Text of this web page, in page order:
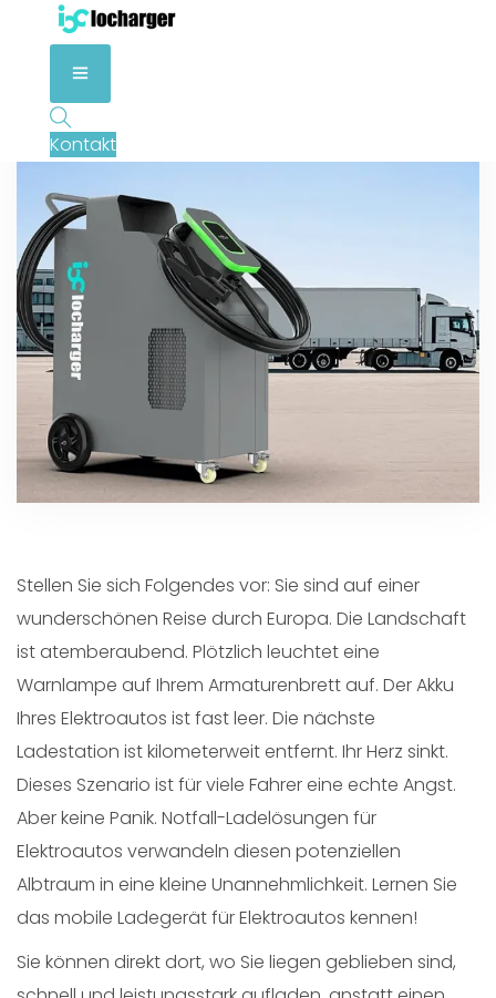
Kontakt
Stellen Sie sich Folgendes vor: Sie sind auf einer
wunderschönen Reise durch Europa. Die Landschaft
ist atemberaubend. Plötzlich leuchtet eine
Warnlampe auf Ihrem Armaturenbrett auf. Der Akku
Ihres Elektroautos ist fast leer. Die nächste
Ladestation ist kilometerweit entfernt. Ihr Herz sinkt.
Dieses Szenario ist für viele Fahrer eine echte Angst.
Aber keine Panik. Notfall-Ladelösungen für
Elektroautos verwandeln diesen potenziellen
Albtraum in eine kleine Unannehmlichkeit. Lernen Sie
das mobile Ladegerät für Elektroautos kennen!
Sie können direkt dort, wo Sie liegen geblieben sind,